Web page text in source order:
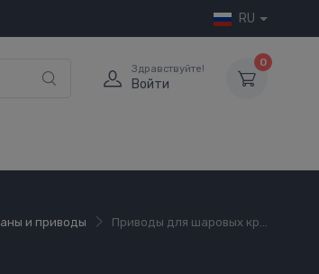
RU
Здравствуйте!
Войти
0
и приводы Приводы для шаровых кр...